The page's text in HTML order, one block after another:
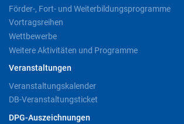
Förder-, Fort- und Weiterbildungsprogramme
Vortragsreihen
Wettbewerbe
Weitere Aktivitäten und Programme
Veranstaltungen
Veranstaltungskalender
DB-Veranstaltungsticket
DPG-Auszeichnungen